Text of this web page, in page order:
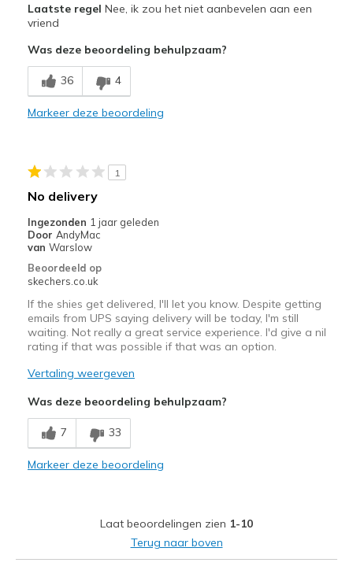
Beste toepassingen
Laatste regel Nee, ik zou het niet aanbevelen aan een
vriend
Was deze beoordeling behulpzaam?
36 4
Markeer deze beoordeling
1
No delivery
Ingezonden 1 jaar geleden
Door AndyMac
van Warslow
Beoordeeld op
skechers.co.uk
If the shies get delivered, I'll let you know. Despite getting
emails from UPS saying delivery will be today, I'm still
waiting. Not really a great service experience. I'd give a nil
rating if that was possible if that was an option.
Vertaling weergeven
Was deze beoordeling behulpzaam?
7 33
Markeer deze beoordeling
Laat beoordelingen zien 1-10
Terug naar boven